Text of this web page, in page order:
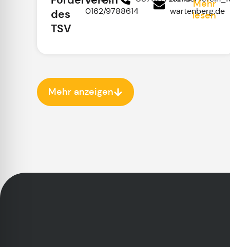
des
TSV
0162/9788614
wartenberg.de
Mehr
lesen
Mehr anzeigen